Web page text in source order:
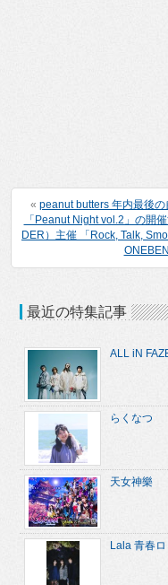
« peanut butters 年内最後
「Peanut Night vol.2」の開催
DER）主催 「Rock, Talk,
最近の特集記事
ALL iN
らくなつ
天女神樂
Lala 青春